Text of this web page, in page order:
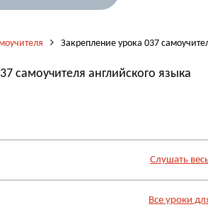
Закрепление урока 037
самоучителя английского языка
Слушать
Все уроки